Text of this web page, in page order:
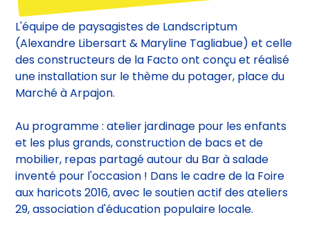
Projets
chantier participatif
Construction Mobilier
programmation AMU Etude AMO chantier
Expérimentation Atelier Urbanisme transitoire
Construction mobile Aménagement intérieur